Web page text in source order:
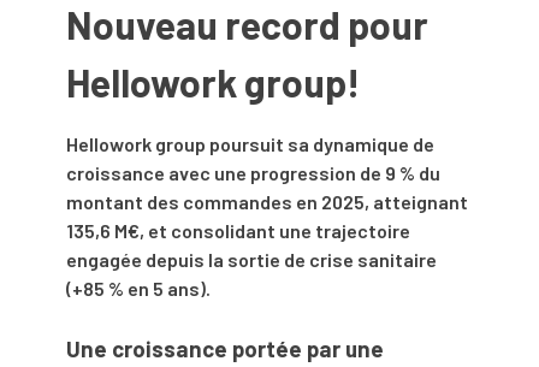
Nouveau record pour
Hellowork group!
Hellowork group poursuit sa dynamique de
croissance avec une progression de 9 % du
montant des commandes en 2025, atteignant
135,6 M€, et consolidant une trajectoire
engagée depuis la sortie de crise sanitaire
(+85 % en 5 ans).
Une croissance portée par une